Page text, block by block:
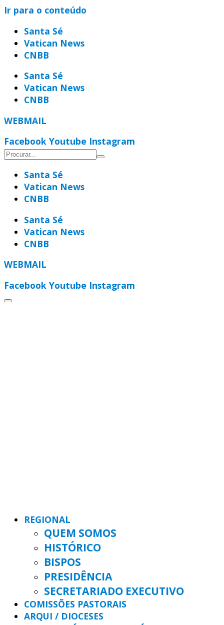
Ir para o conteúdo
Santa Sé
Vatican News
CNBB
Santa Sé
Vatican News
CNBB
WEBMAIL
Facebook Youtube Instagram
Santa Sé
Vatican News
CNBB
Santa Sé
Vatican News
CNBB
WEBMAIL
Facebook Youtube Instagram
REGIONAL
QUEM SOMOS
HISTÓRICO
BISPOS
PRESIDÊNCIA
SECRETARIADO EXECUTIVO
COMISSÕES PASTORAIS
ARQUI / DIOCESES